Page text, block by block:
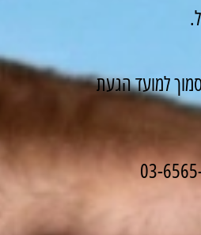
למועד הגעת